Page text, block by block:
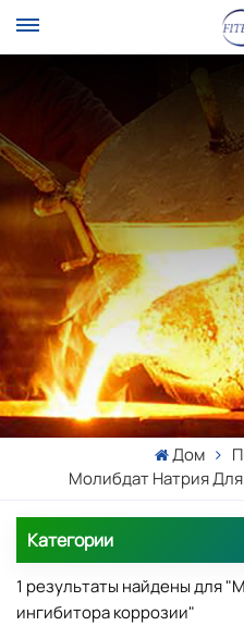
Дом
Молибдат Натрия
Категории
1 результаты найдены для
ингибитора коррозии"